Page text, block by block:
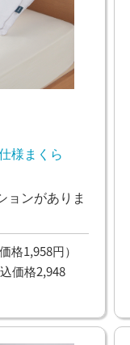
様まくら
ョンがありま
格1,958円）
込価格2,948